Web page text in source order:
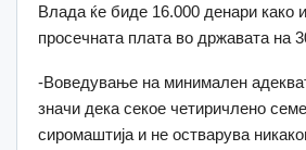
Влада ќе биде 16.000 денари како
просечната плата во државата на
-Воведување на минимален
значи дека секое четиричлено
сиромаштија и не остварува